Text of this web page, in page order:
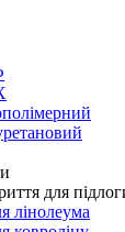
для
лінолеума